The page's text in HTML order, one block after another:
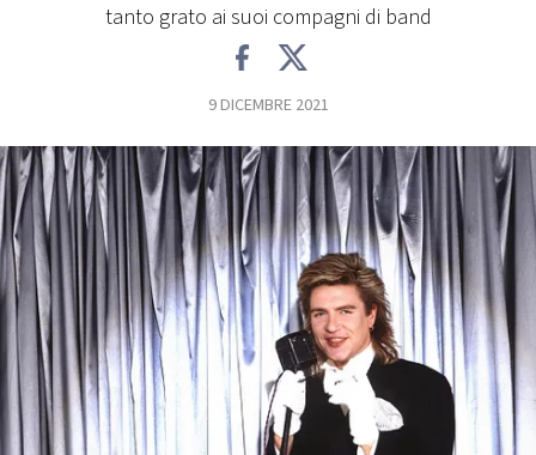
CONCORSI
EVENTI
VIDEO
TV
tanto grato ai suoi compagni di band
9 DICEMBRE 2021